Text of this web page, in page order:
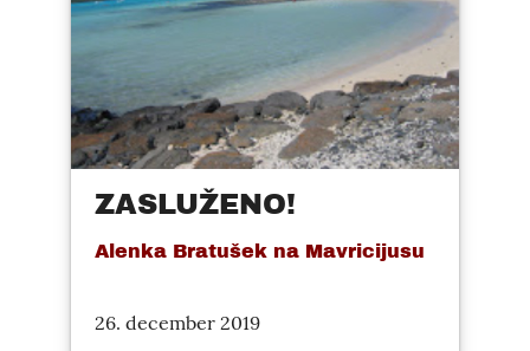
ZASLUŽENO!
Alenka Bratušek na Mavricijusu
26. december 2019